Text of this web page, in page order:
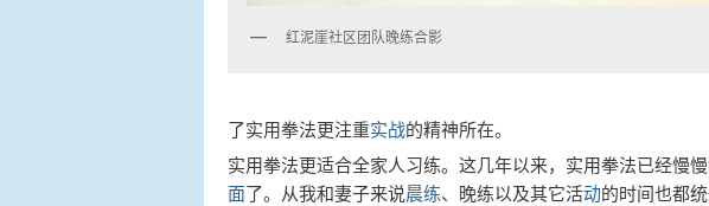
红泥崖社区团队晚练合影
了实用拳法更注重实战的精神所在。
实用拳法更适合全家人习练。这几年以来，实用拳法已经慢
面了。从我和妻子来说晨练、晚练以及其它活动的时间也都